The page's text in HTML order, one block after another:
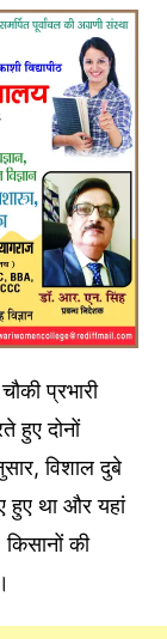
प्रभारी
हुए दोनों
विशाल दुबे
हुए था और यहां
की